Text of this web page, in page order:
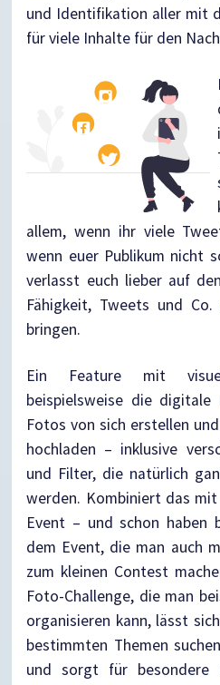
und Identifikation aller mit
für viele Inhalte für den
allem, wenn ihr viele
wenn euer Publikum nicht
verlasst euch lieber auf
Fähigkeit, Tweets und
bringen.
Ein Feature mit
beispielsweise die digitale
Fotos von sich erstellen
hochladen – inklusive
und Filter, die natürlich
werden. Kombiniert das
Event – und schon haben
dem Event, die man auch
zum kleinen Contest
Foto-Challenge, die man
organisieren kann, lässt
bestimmten Themen
und sorgt für besondere